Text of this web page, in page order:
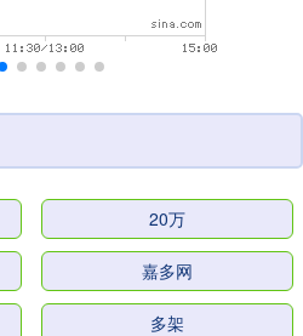
20万
嘉多网
多架